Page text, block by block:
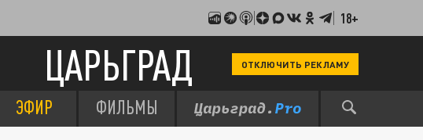
18+
ЦАРЬГРАД ОТКЛЮЧИТЬ РЕКЛАМУ
ЭФИР ФИЛЬМЫ